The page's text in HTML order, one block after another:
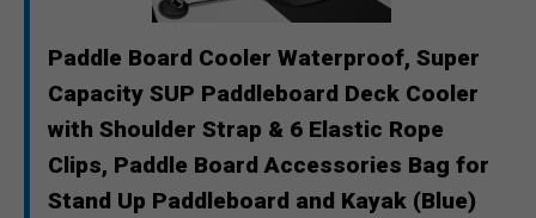
Paddle Board Cooler Waterproof, Super
Capacity SUP Paddleboard Deck Cooler
with Shoulder Strap & 6 Elastic Rope
Clips, Paddle Board Accessories Bag for
Stand Up Paddleboard and Kayak (Blue)